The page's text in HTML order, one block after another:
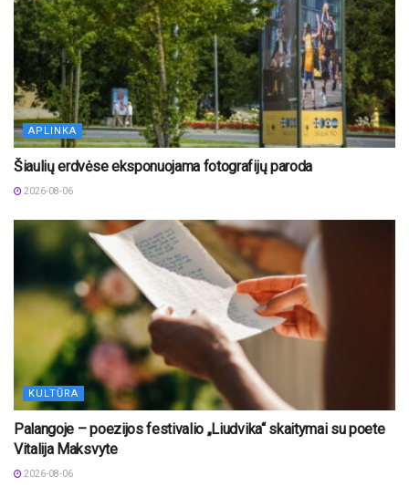
APLINKA
Šiaulių erdvėse eksponuojama fotografijų paroda
2026-08-06
KULTŪRA
Palangoje – poezijos festivalio „Liudvika“ skaitymai su poete
Vitalija Maksvyte
2026-08-06